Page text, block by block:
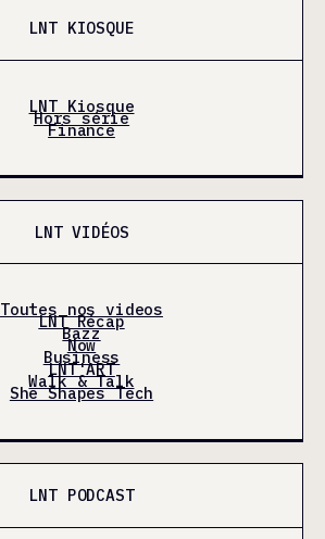
LNT KIOSQUE
LNT Kiosque
Hors série
Finance
LNT VIDÉOS
Toutes nos videos
LNT Récap
Bazz
Now
Business
LNT'ART
Walk & Talk
She Shapes Tech
LNT PODCAST